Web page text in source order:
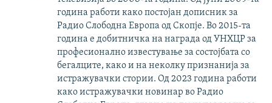
година работи како постојан дописник за
Радио Слободна Европа од Скопје. Во 2015-та
година е добитничка на награда од УНХЦР за
професионално известување за состојбата со
бегалците, како и на неколку признанија за
истражувачки стории. Од 2023 година работи
како истражувачки новинар во Радио